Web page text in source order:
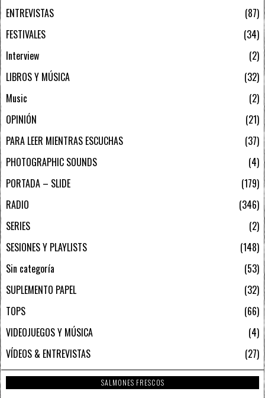
ENTREVISTAS
87
FESTIVALES
34
Interview
2
LIBROS Y MÚSICA
32
Music
2
OPINIÓN
21
PARA LEER MIENTRAS ESCUCHAS
37
PHOTOGRAPHIC SOUNDS
4
PORTADA – SLIDE
179
RADIO
346
SERIES
2
SESIONES Y PLAYLISTS
148
Sin categoría
53
SUPLEMENTO PAPEL
32
TOPS
66
VIDEOJUEGOS Y MÚSICA
4
VÍDEOS & ENTREVISTAS
27
SALMONES FRESCOS